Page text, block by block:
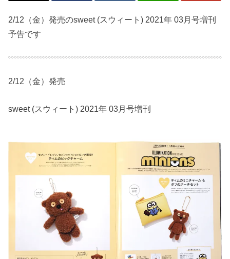
2/12（金）発売のsweet (スウィート) 2021年 03月号増刊
予告です
2/12（金）発売
sweet (スウィート) 2021年 03月号増刊